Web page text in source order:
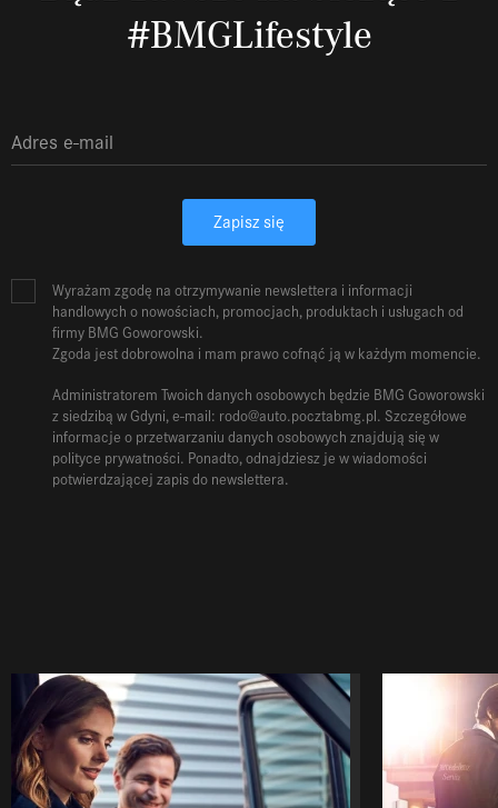
#BMGLifestyle
Zapisz się
Wyrażam zgodę na otrzymywanie newslettera i informacji
handlowych o nowościach, promocjach, produktach i usługach od
firmy BMG Goworowski.
Zgoda jest dobrowolna i mam prawo cofnąć ją w każdym momencie.
Administratorem Twoich danych osobowych będzie BMG Goworowski
z siedzibą w Gdyni, e-mail: rodo@auto.pocztabmg.pl. Szczegółowe
informacje o przetwarzaniu danych osobowych znajdują się w
polityce prywatności. Ponadto, odnajdziesz je w wiadomości
potwierdzającej zapis do newslettera.